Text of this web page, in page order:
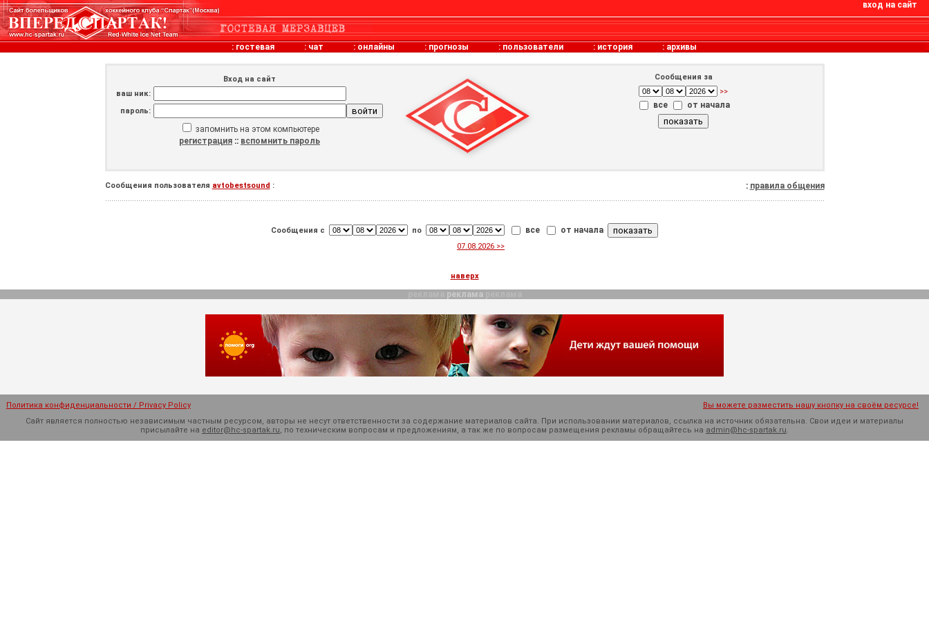
вход на сайт
: гостевая : чат : онлайны : прогнозы : пользователи : история : архивы
Вход на сайт
ваш ник:
пароль:
запомнить на этом компьютере
регистрация :: вспомнить пароль
Сообщения за
>>
все от начала
Сообщения пользователя avtobestsound : : правила общения
Сообщения с по все от начала
07.08.2026 >>
наверх
реклама
Политика конфиденциальности / Privacy Policy
Вы можете разместить нашу кнопку на своём ресурсе!
Сайт является полностью независимым частным ресурсом, авторы не несут ответственности за содержание материалов сайта. При использовании материалов, ссылка на источник обязательна. Cвои идеи и материалы
присылайте на editor@hc-spartak.ru, по техническим вопросам и предложениям, а так же по вопросам размещения рекламы обращайтесь на admin@hc-spartak.ru.